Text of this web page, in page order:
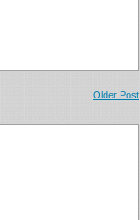
Older Post